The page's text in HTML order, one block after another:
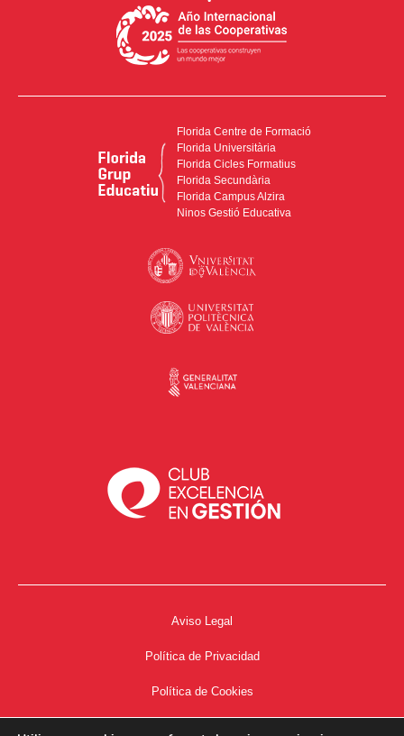
Florida Centre de Formació
Florida Universitària
Florida Cicles Formatius
Florida Secundària
Florida Campus Alzira
Ninos Gestió Educativa
Aviso Legal
Política de Privacidad
Política de Cookies